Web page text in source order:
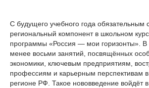
С будущего учебного года обязательным
региональный компонент в школьном
программы «Россия — мои горизонты». В
менее восьми занятий, посвящённых
экономики, ключевым предприятиям,
профессиям и карьерным перспективам в
регионе РФ. Такое нововведение войдёт